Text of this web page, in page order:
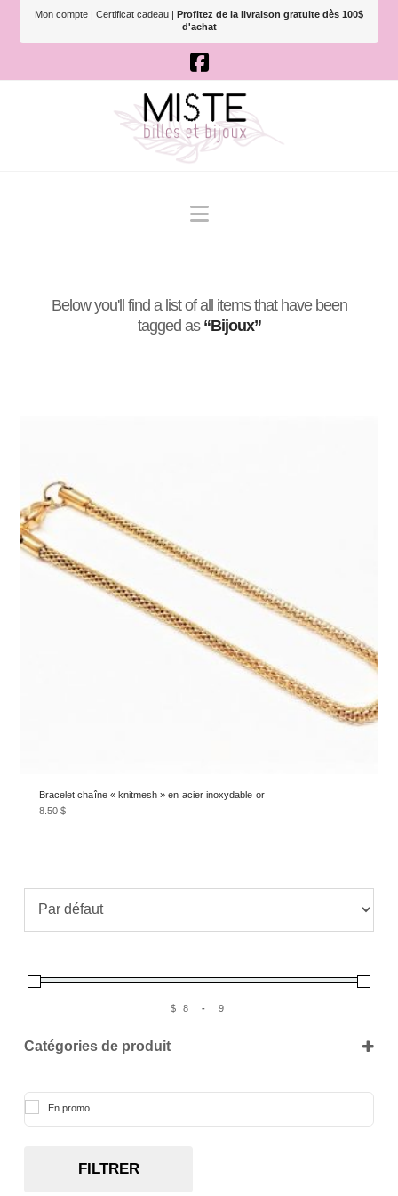
Mon compte | Certificat cadeau | Profitez de la livraison gratuite dès 100$
d'achat
Navigation
Below you'll find a list of all items that have been
tagged as “Bijoux”
Bracelet chaîne « knitmesh » en acier inoxydable or
8.50$
$ -
Catégories de produit
En promo
FILTRER